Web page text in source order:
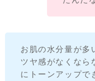
お肌の水分量が多
ツヤ感がなくなら
にトーンアップで